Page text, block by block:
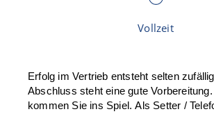
Vollzeit
Erfolg im Vertrieb entsteht selten
Abschluss steht eine gute
kommen Sie ins Spiel. Als Setter /